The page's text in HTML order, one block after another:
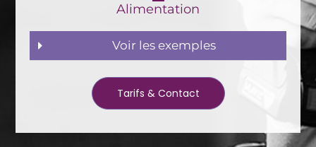
Alimentation
Voir les exemples
Tarifs & Contact